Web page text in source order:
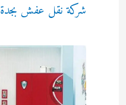
شركة نقل عفش بجدة